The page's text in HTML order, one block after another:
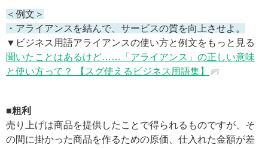
＜例文＞
・アライアンスを結んで、サービスの質を向上させよ。
▼ビジネス用語アライアンスの使い方と例文をもっと見る
聞いたことはあるけど……「アライアンス」の正しい意味
と使い方って？ 【スグ使えるビジネス用語集】
■粗利
売り上げは商品を提供したことで得られるものですが、そ
の間に掛かった商品を作るための原価、仕入れた金額が差